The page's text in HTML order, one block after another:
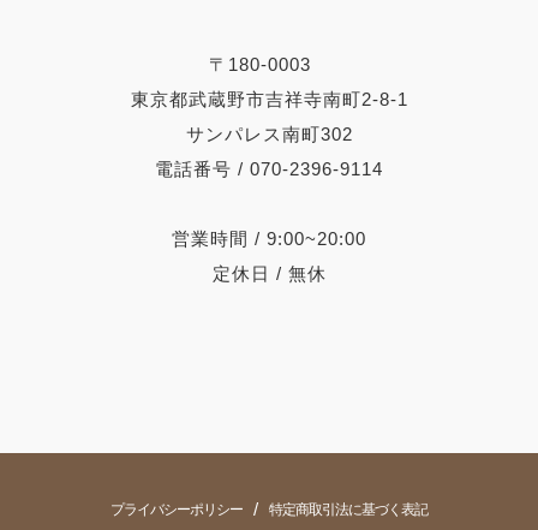
〒180-0003
東京都武蔵野市吉祥寺南町2-8-1
サンパレス南町302
電話番号 / 070-2396-9114
営業時間 / 9:00~20:00
定休日 / 無休
プライバシーポリシー / 特定商取引法に基づく表記